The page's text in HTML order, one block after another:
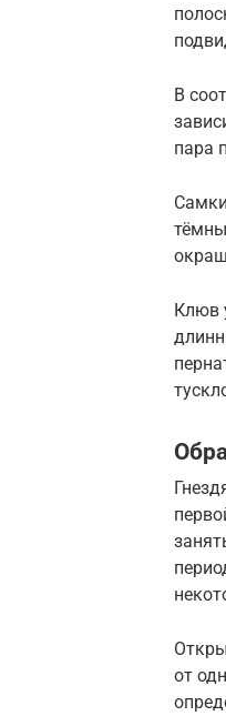
В
пара
Клюв
от